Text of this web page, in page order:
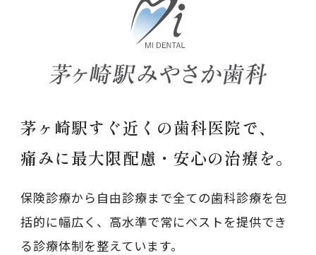
茅ヶ崎駅すぐ近くの歯科医院で、
痛みに最大限配慮・安心の治療を。
保険診療から自由診療まで全ての歯科診療を包
括的に幅広く、高水準で常にベストを提供でき
る診療体制を整えています。